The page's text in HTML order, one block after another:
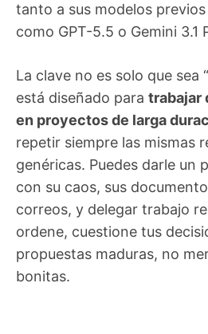
tanto a sus modelos
como GPT-5.5 o Gemini 3.1
La clave no es solo que sea
está diseñado para trabajar
en proyectos de larga
repetir siempre las mismas
genéricas. Puedes darle un
con su caos, sus
correos, y delegar trabajo
ordene, cuestione tus
propuestas maduras, no
bonitas.